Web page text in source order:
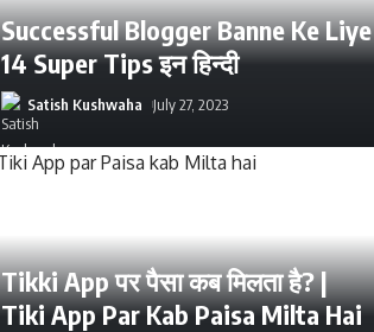
Successful Blogger Banne Ke Liye
14 Super Tips इन हिन्दी
Satish Kushwaha July 27, 2023
Tikki App पर पैसा कब मिलता है? |
Tiki App Par Kab Paisa Milta Hai